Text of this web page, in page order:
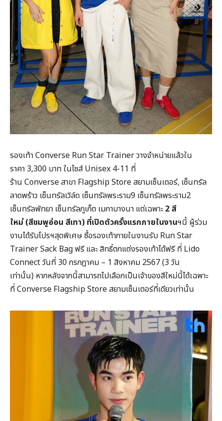
รองเท้า Converse Run Star Trainer วางจำหน่ายแล้วใน
ราคา 3,300 บาท ในไซส์ Unisex 4-11 ที่
ร้าน Converse สาขา Flagship Store สยามเซ็นเตอร์, เซ็นทรัล
ลาดพร้าว เซ็นทรัลเวิล์ด เซ็นทรัลพระราม9 เซ็นทรัลพระราม2
เซ็นทรัลพัทยา เซ็นทรัลภูเก็ต เมกาบางนา แต่เฉพาะ2 สี
ใหม่ (สีชมพูอ่อน สีเทา) ที่เปิดตัวครั้งแรกภายในงานฯนี้ ผู้ร่วม
งานได้รับโปรฯสุดพิเศษ ซื้อรองเท้าภายในงานรับ Run Star
Trainer Sack Bag ฟรี และ สิทธิ์ตกแต่งรองเท้าได้ฟรี ที่ Lido
Connect วันที่ 30 กรกฎาคม – 1 สิงหาคม 2567 (3 วัน
เท่านั้น) หากหลังจากนี้สามารถไปเลือกเป็นเจ้าของสีใหม่นี้ได้เฉพาะ
ที่ Converse Flagship Store สยามเซ็นเตอร์ที่เดียวเท่านั้น